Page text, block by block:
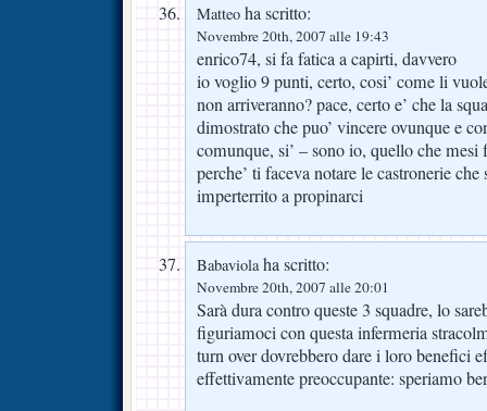
Matteo ha scritto:
Novembre 20th, 2007 alle 19:43
enrico74, si fa fatica a capirti, davvero
io voglio 9 punti, certo, cosi’ come li
non arriveranno? pace, certo e’ che la
dimostrato che puo’ vincere ovunque e
comunque, si’ – sono io, quello che
perche’ ti faceva notare le castronerie
imperterrito a propinarci
Babaviolaha scritto:
Novembre 20th, 2007 alle 20:01
Sarà dura contro queste 3 squadre, lo
figuriamoci con questa infermeria
turn over dovrebbero dare i loro benefici
effettivamente preoccupante: speriamo